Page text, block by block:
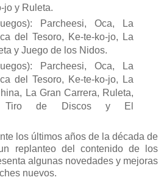
jo y Ruleta.
Parcheesi, Oca, La
del Tesoro, Ke-te-ko-jo, La
y Juego de los Nidos.
Parcheesi, Oca, La
del Tesoro, Ke-te-ko-jo, La
La Gran Carrera, Ruleta,
Tiro de Discos y El
los últimos años de la década de
replanteo del contenido de los
algunas novedades y mejoras
nuevos.